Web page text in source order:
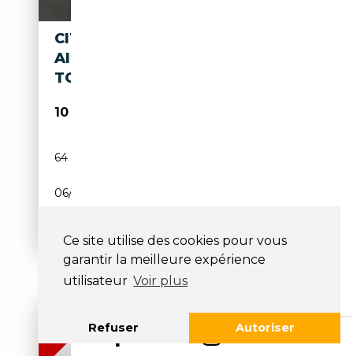
Ce site utilise des cookies pour vous
garantir la meilleure expérience
utilisateur Voir plus
Refuser Autoriser
CITROEN C3 AIRCROSS C3
AIRCROSS BHDI 100 SHINE
TOP VERSION
10 900€
64 400 km
06/2019